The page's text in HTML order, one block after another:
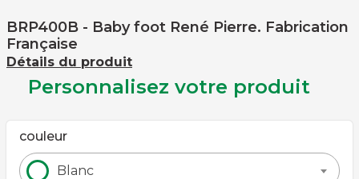
BRP400B - Baby foot René Pierre. Fabrication
Française
Détails du produit
Personnalisez votre produit
couleur
Blanc